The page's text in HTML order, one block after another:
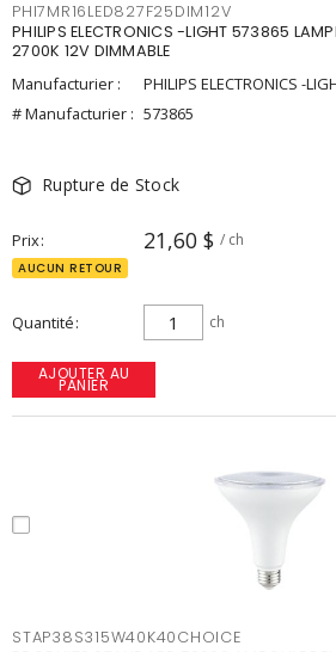
PHI7MR16LED827F25DIM12V
PHILIPS ELECTRONICS -LIGHT 573865
2700K 12V DIMMABLE
Manufacturier :
PHILIPS ELECTRONICS -
# Manufacturier : 573865
Rupture de Stock
Prix 21,60 $ / ch
AUCUN RETOUR
Quantité ch
AJOUTER AU
PANIER
STAP38S315W40K40CHOICE